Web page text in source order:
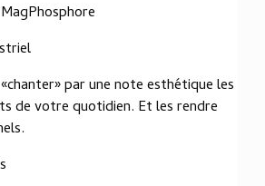
par une note esthétique les
de votre quotidien. Et les rendre